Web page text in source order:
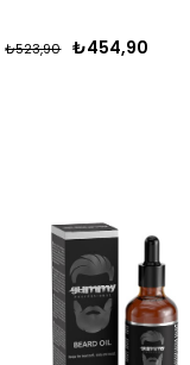
₺454,90
₺523,90